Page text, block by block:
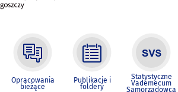
Opracowania
bieżące
Publikacje i
foldery
Statystyczne
Vademecum
Samorządowca